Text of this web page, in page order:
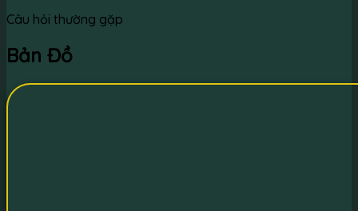
Câu hỏi thường gặp
Bản Đồ